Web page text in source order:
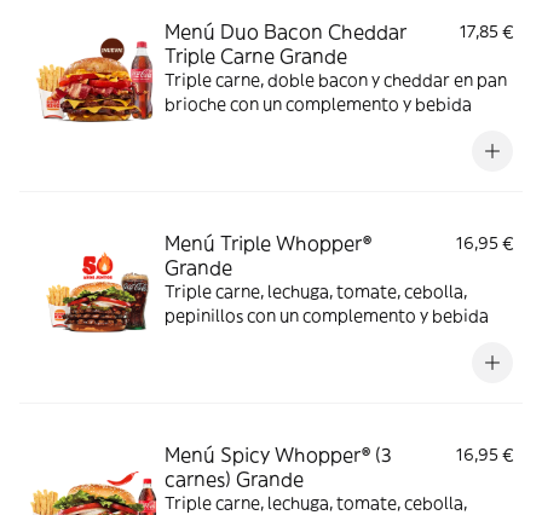
Menú Duo Bacon Cheddar
Triple Carne Grande
17,85 €
Triple carne, doble bacon y cheddar en pan
brioche con un complemento y bebida
Menú Triple Whopper®
Grande
16,95 €
Triple carne, lechuga, tomate, cebolla,
pepinillos con un complemento y bebida
Menú Spicy Whopper® (3
carnes) Grande
16,95 €
Triple carne, lechuga, tomate, cebolla,